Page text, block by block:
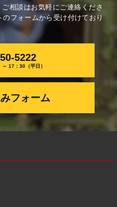
相談はお気軽にご連絡くださ
フォームから受け付けており
5222
17：30（平日）
フォーム